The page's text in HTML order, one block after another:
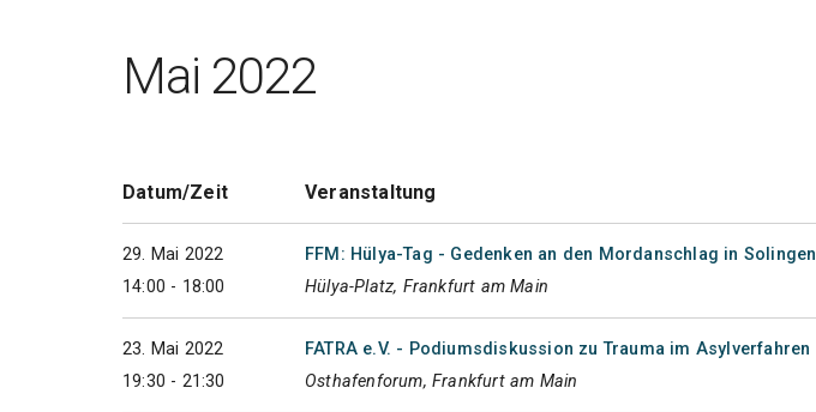
Mai 2022
Datum/Zeit Veranstaltung
29. Mai 2022
14:00 - 18:00
FFM: Hülya-Tag - Gedenken an den Mordanschlag in Solingen
Hülya-Platz, Frankfurt am Main
23. Mai 2022
19:30 - 21:30
FATRA e.V. - Podiumsdiskussion zu Trauma im Asylverfahren
Osthafenforum, Frankfurt am Main